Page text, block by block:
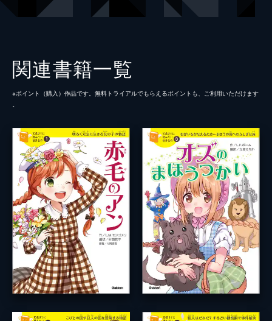
レーベル 10歳までに読みたい世界名作
関連書籍一覧
※ポイント（購⼊）作品です。無料トライアルでもらえるポイントも、ご利⽤いただけます
。